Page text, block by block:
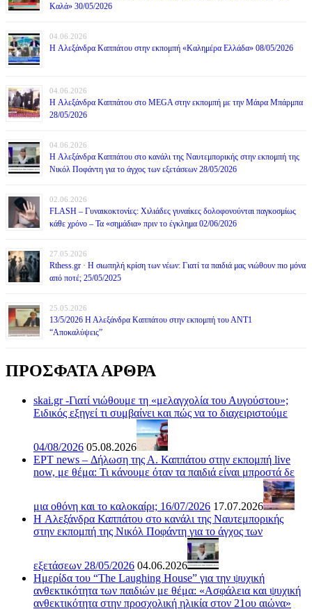
Καλά» 30/05/2026
04.06.2026
H Αλεξάνδρα Καππάτου στην εκπομπή «Καλημέρα Ελλάδα» 08/05/2026
04.06.2026
H Αλεξάνδρα Καππάτου στο MEGA στην εκπομπή με την Μάιρα Mπάρμπα
28/05/2026
04.06.2026
H Αλεξάνδρα Καππάτου στο κανάλι της Ναυτεμπορικής στην εκπομπή της
Νικόλ Ποφάντη για το άγχος των εξετάσεων 28/05/2026
02.06.2026
FLASH – Γυναικοκτονίες: Χιλιάδες γυναίκες δολοφονούνται παγκοσμίως
κάθε χρόνο – Τα «σημάδια» πριν το έγκλημα 02/06/2026
27.05.2026
Rthess.gr · Η σιωπηλή κρίση των νέων: Γιατί τα παιδιά μας νιώθουν πιο μόνα
από ποτέ; 25/05/2025
25.05.2026
13/5/2026 Η Αλεξάνδρα Καππάτου στην εκπομπή του ΑΝΤ1
“Αποκαλύψεις”
ΠΡΟΣΦΑΤΑ ΑΡΘΡΑ
skai.gr -Γιατί νιώθουμε τη «μελαγχολία του Αυγούστου»;
Ειδικός εξηγεί τι συμβαίνει και πώς να το διαχειριστούμε
04/08/2026 05.08.2026
ΕΡΤ news – Δήλωση της Α. Καππάτου στην εκπομπή live
now, με θέμα: Τι κάνουμε όταν τα παιδιά είναι μπροστά δε
μια οθόνη και το καλοκαίρι; 16/07/2026 17.07.2026
H Αλεξάνδρα Καππάτου στο κανάλι της Ναυτεμπορικής
στην εκπομπή της Νικόλ Ποφάντη για το άγχος των
εξετάσεων 28/05/2026 04.06.2026
Ημερίδα του “The Laughing House” για την ψυχική
ανθεκτικότητα των παιδιών με θέμα: «Ασφάλεια και ψυχική
ανθεκτικότητα στην προσχολική ηλικία στον 21ου αιώνα»